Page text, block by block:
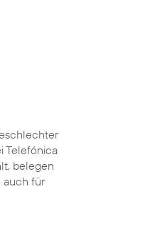
Telefónica
belegen
auch für